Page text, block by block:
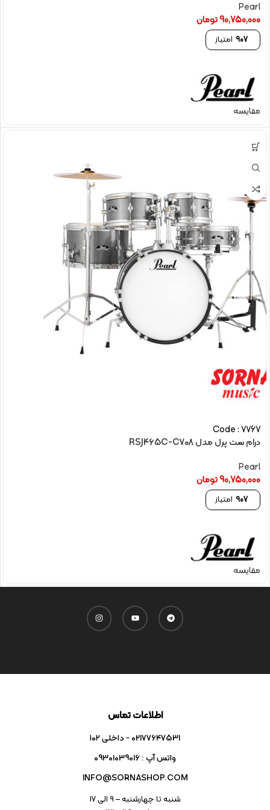
Pearl
90,750,000تومان
907 امتیاز
مقایسه
Code : 7767
درام ست پرل مدل RSJ465C-C708
Pearl
90,750,000تومان
907 امتیاز
مقایسه
اطلاعات تماس
02177647531 - داخلی ۱۰۲
واتس آپ : 09301039016
INFO@SORNASHOP.COM
شنبه تا چهارشنبه – ۹ الی 17